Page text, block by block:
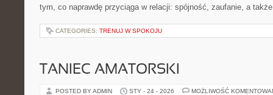
tym, co naprawdę przyciąga w relacji: spójność, zaufanie, a
CATEGORIES: TRENUJ W SPOKOJU
TANIEC AMATORSKI
POSTED BY ADMIN STY - 24 - 2026 MOŻLIWOŚĆ